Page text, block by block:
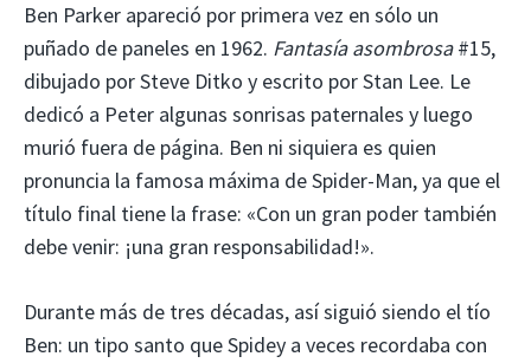
Ben Parker apareció por primera vez en sólo un
puñado de paneles en 1962. Fantasía asombrosa#15,
dibujado por Steve Ditko y escrito por Stan Lee. Le
dedicó a Peter algunas sonrisas paternales y luego
murió fuera de página. Ben ni siquiera es quien
pronuncia la famosa máxima de Spider-Man, ya que el
título final tiene la frase: «Con un gran poder también
debe venir: ¡una gran responsabilidad!».
Durante más de tres décadas, así siguió siendo el tío
Ben: un tipo santo que Spidey a veces recordaba con